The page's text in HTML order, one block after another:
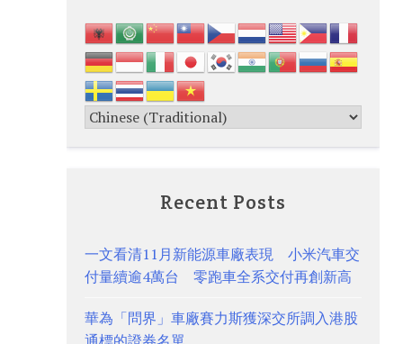
Recent Posts
一文看清11月新能源車廠表現 小米汽車交
付量續逾4萬台 零跑車全系交付再創新高
華為「問界」車廠賽力斯獲深交所調入港股